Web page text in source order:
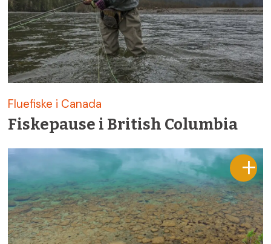
Fluefiske i Canada
Fiskepause i British Columbia